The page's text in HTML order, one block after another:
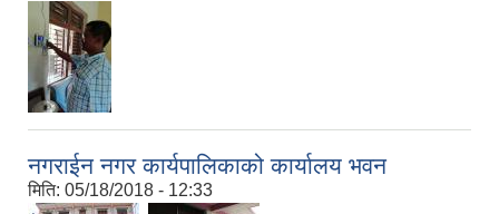
नगराईन नगर कार्यपालिकाको कार्यालय भवन
मिति: 05/18/2018 - 12:33